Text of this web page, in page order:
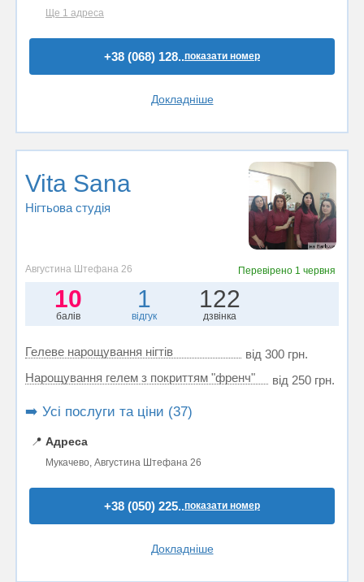
Ще 1 адреса
+38 (068) 128..показати номер
Докладніше
Vita Sana
Нігтьова студія
Августина Штефана 26 Перевірено 1 червня
10
балів
1
відгук
122
дзвінка
Гелеве нарощування нігтів
від 300 грн.
Нарощування гелем з покриттям "френч"
від 250 грн.
➡️ Усі послуги та ціни (37)
📍 Адреса
Мукачево, Августина Штефана 26
+38 (050) 225..показати номер
Докладніше